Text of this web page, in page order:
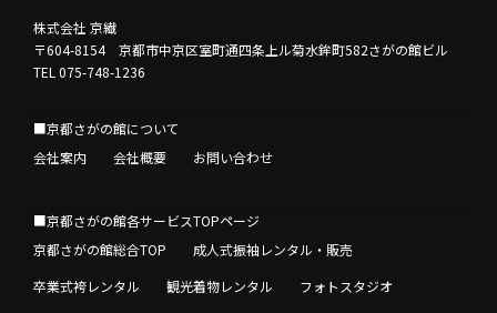
株式会社 京繊
〒604-8154 京都市中京区室町通四条上ル菊水鉾町582さがの館ビル
TEL 075-748-1236
■京都さがの館について
会社案内
会社概要 お問い合わせ
■京都さがの館各サービスTOPページ
京都さがの館総合TOP
成人式振袖レンタル・販売
卒業式袴レンタル
観光着物レンタル
フォトスタジオ